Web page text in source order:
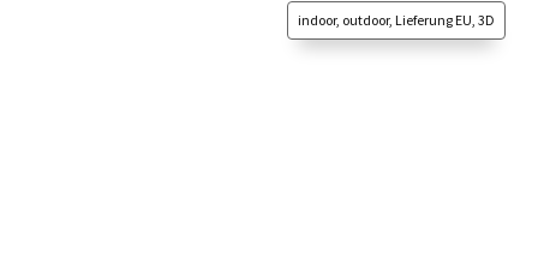
indoor, outdoor, Lieferung EU, 3D